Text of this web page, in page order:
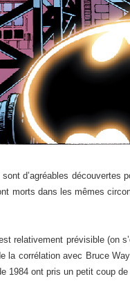
d’agréables découvertes
morts dans les mêmes
relativement prévisible (on
la corrélation avec Bruce
1984 ont pris un petit coup